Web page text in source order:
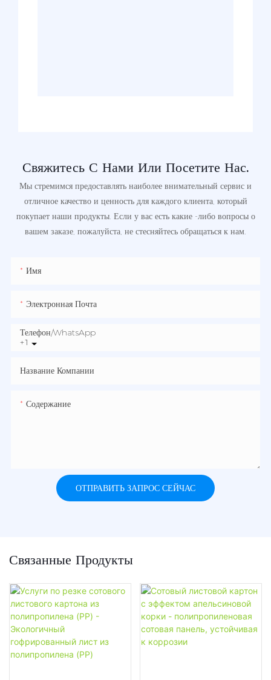
Свяжитесь С Нами Или Посетите Нас.
Мы стремимся предоставлять наиболее внимательный сервис и
отличное качество и ценность для каждого клиента, который
покупает наши продукты. Если у вас есть какие -либо вопросы о
вашем заказе, пожалуйста, не стесняйтесь обращаться к нам.
Имя
Электронная Почта
+1
Телефон/WhatsApp
Название Компании
Содержание
ОТПРАВИТЬ ЗАПРОС СЕЙЧАС
Связанные Продукты